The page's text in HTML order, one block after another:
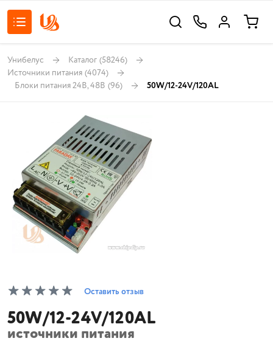
Унибелус Каталог (58246)
Источники питания (4074)
Блоки питания 24В, 48В (96) 50W/12-24V/120AL
Оставить отзыв
50W/12-24V/120AL
источники питания